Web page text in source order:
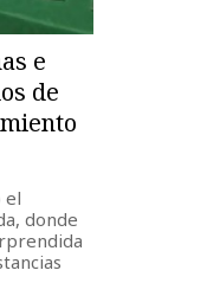
e
de
el
donde